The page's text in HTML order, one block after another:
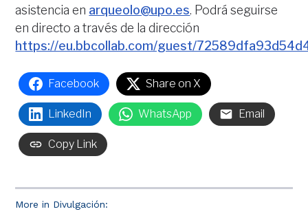
More in Divulgación:
asistencia en arqueolo@upo.es. Podrá seguirse
en directo a través de la dirección
https://eu.bbcollab.com/guest/
Facebook Share on X
LinkedIn WhatsApp Email
Copy Link